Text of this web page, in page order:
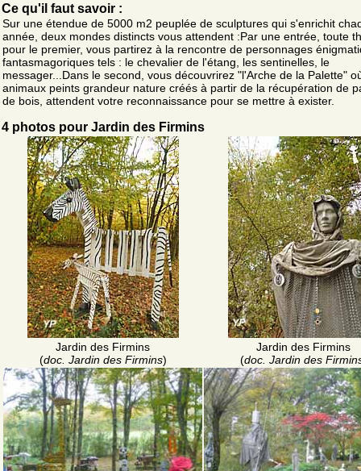
Ce qu'il faut savoir :
Sur une étendue de 5000 m2 peuplée de sculptures qui s'enrichit
année, deux mondes distincts vous attendent :Par une entrée, toute
pour le premier, vous partirez à la rencontre de personnages
fantasmagoriques tels : le chevalier de l'étang, les sentinelles, le
messager...Dans le second, vous découvrirez "l'Arche de la Palette"
animaux peints grandeur nature créés à partir de la récupération de
de bois, attendent votre reconnaissance pour se mettre à exister.
4 photos pour Jardin des Firmins
Jardin des Firmins
(doc. Jardin des Firmins)
Jardin des Firmins
(doc. Jardin des